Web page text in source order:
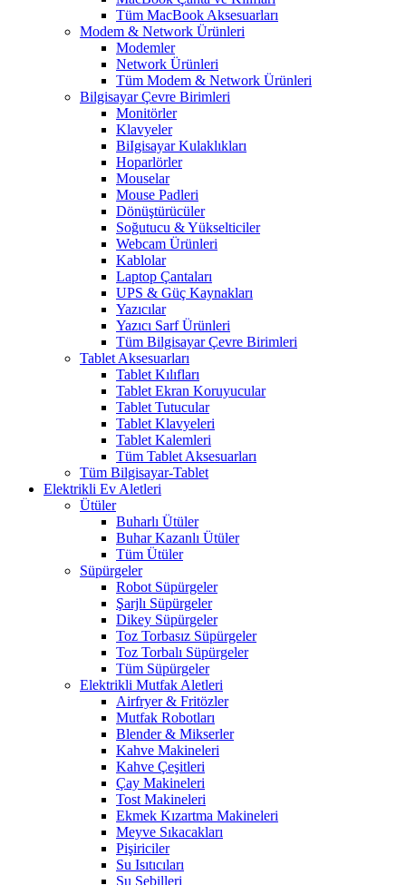
Tüm MacBook Aksesuarları
Modem & Network Ürünleri
Modemler
Network Ürünleri
Tüm Modem & Network Ürünleri
Bilgisayar Çevre Birimleri
Monitörler
Klavyeler
BiIgisayar Kulaklıkları
Hoparlörler
Mouselar
Mouse Padleri
Dönüştürücüler
Soğutucu & Yükselticiler
Webcam Ürünleri
Kablolar
Laptop Çantaları
UPS & Güç Kaynakları
Yazıcılar
Yazıcı Sarf Ürünleri
Tüm Bilgisayar Çevre Birimleri
Tablet Aksesuarları
Tablet Kılıfları
Tablet Ekran Koruyucular
Tablet Tutucular
Tablet Klavyeleri
Tablet Kalemleri
Tüm Tablet Aksesuarları
Tüm Bilgisayar-Tablet
Elektrikli Ev Aletleri
Ütüler
Buharlı Ütüler
Buhar Kazanlı Ütüler
Tüm Ütüler
Süpürgeler
Robot Süpürgeler
Şarjlı Süpürgeler
Dikey Süpürgeler
Toz Torbasız Süpürgeler
Toz Torbalı Süpürgeler
Tüm Süpürgeler
Elektrikli Mutfak Aletleri
Airfryer & Fritözler
Mutfak Robotları
Blender & Mikserler
Kahve Makineleri
Kahve Çeşitleri
Çay Makineleri
Tost Makineleri
Ekmek Kızartma Makineleri
Meyve Sıkacakları
Pişiriciler
Su Isıtıcıları
Su Sebilleri